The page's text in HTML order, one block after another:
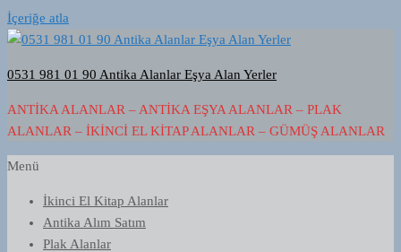
İçeriğe atla
0531 981 01 90 Antika Alanlar Eşya Alan Yerler
ANTIKA ALANLAR – ANTIKA EŞYA ALANLAR – PLAK
ALANLAR – İKINCI EL KITAP ALANLAR – GÜMÜŞ ALANLAR
Menü
İkinci El Kitap Alanlar
Antika Alım Satım
Plak Alanlar